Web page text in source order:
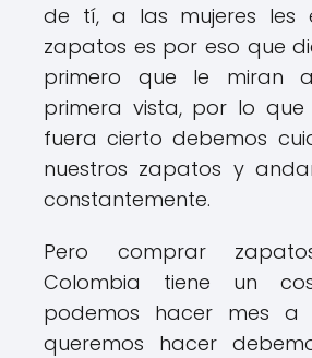
de tí, a las mujeres les
zapatos es por eso que
primero que le miran
primera vista, por lo que
fuera cierto debemos
nuestros zapatos y
constantemente.
Pero comprar
Colombia tiene un
podemos hacer mes
queremos hacer